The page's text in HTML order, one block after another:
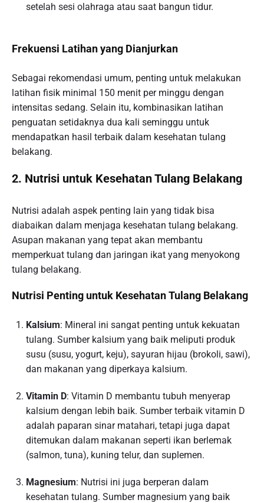
setelah sesi olahraga atau saat bangun tidur.
Frekuensi Latihan yang Dianjurkan
Sebagai rekomendasi umum, penting untuk melakukan
latihan fisik minimal 150 menit per minggu dengan
intensitas sedang. Selain itu, kombinasikan latihan
penguatan setidaknya dua kali seminggu untuk
mendapatkan hasil terbaik dalam kesehatan tulang
belakang.
2. Nutrisi untuk Kesehatan Tulang Belakang
Nutrisi adalah aspek penting lain yang tidak bisa
diabaikan dalam menjaga kesehatan tulang belakang.
Asupan makanan yang tepat akan membantu
memperkuat tulang dan jaringan ikat yang menyokong
tulang belakang.
Nutrisi Penting untuk Kesehatan Tulang Belakang
Kalsium: Mineral ini sangat penting untuk kekuatan
tulang. Sumber kalsium yang baik meliputi produk
susu (susu, yogurt, keju), sayuran hijau (brokoli, sawi),
dan makanan yang diperkaya kalsium.
Vitamin D: Vitamin D membantu tubuh menyerap
kalsium dengan lebih baik. Sumber terbaik vitamin D
adalah paparan sinar matahari, tetapi juga dapat
ditemukan dalam makanan seperti ikan berlemak
(salmon, tuna), kuning telur, dan suplemen.
Magnesium: Nutrisi ini juga berperan dalam
kesehatan tulang. Sumber magnesium yang baik